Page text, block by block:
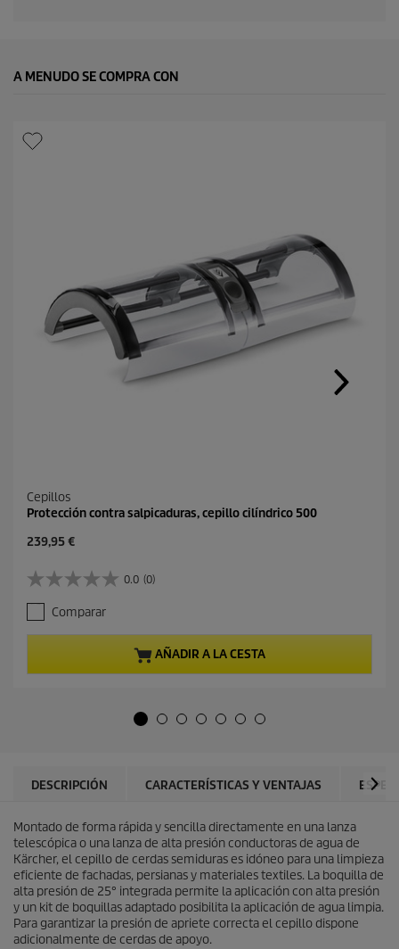
c
t
A MENUDO SE COMPRA CON
Cepillos
Protección contra salpicaduras, cepillo cilíndrico 500
P
e
c
i
o
a
u
c
t
o
239,95 €
0.0 (0)
0
.
0
d
.
Comparar
AÑADIR A LA CESTA
DESCRIPCIÓN CARACTERÍSTICAS Y VENTAJAS
Montado de forma rápida y sencilla directamente en una lanza
telescópica o una lanza de alta presión conductoras de agua de
Kärcher, el cepillo de cerdas semiduras es idóneo para una limpieza
eficiente de fachadas, persianas y materiales textiles. La boquilla de
alta presión de 25° integrada permite la aplicación con alta presión
y un kit de boquillas adaptado posibilita la aplicación de agua limpia.
Para garantizar la presión de apriete correcta el cepillo dispone
adicionalmente de cerdas de apoyo.